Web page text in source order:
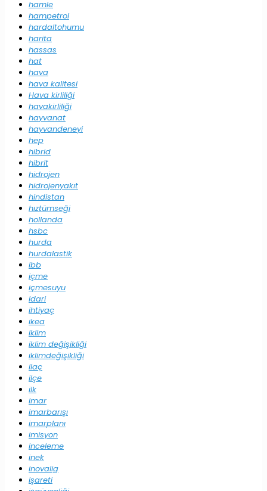
hamle
hampetrol
hardaltohumu
harita
hassas
hat
hava
hava kalitesi
Hava kirliliği
havakirliliği
hayvanat
hayvandeneyi
hep
hibrid
hibrit
hidrojen
hidrojenyakıt
hindistan
hıztümseği
hollanda
hsbc
hurda
hurdalastik
ibb
içme
içmesuyu
idari
ihtiyaç
ikea
iklim
iklim değişikliği
iklimdeğişikliği
ilaç
ilçe
ilk
imar
imarbarışı
imarplanı
imisyon
inceleme
inek
inovalig
işareti